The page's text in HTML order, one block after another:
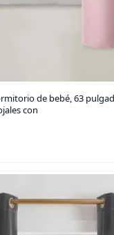
de bebé, 63
con